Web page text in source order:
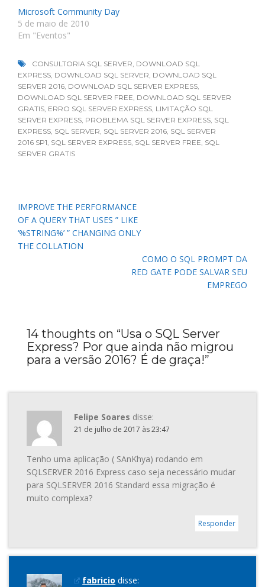
Microsoft Community Day
5 de maio de 2010
Em "Eventos"
CONSULTORIA SQL SERVER, DOWNLOAD SQL
EXPRESS, DOWNLOAD SQL SERVER, DOWNLOAD SQL
SERVER 2016, DOWNLOAD SQL SERVER EXPRESS,
DOWNLOAD SQL SERVER FREE, DOWNLOAD SQL SERVER
GRATIS, ERRO SQL SERVER EXPRESS, LIMITAÇÃO SQL
SERVER EXPRESS, PROBLEMA SQL SERVER EXPRESS, SQL
EXPRESS, SQL SERVER, SQL SERVER 2016, SQL SERVER
2016 SP1, SQL SERVER EXPRESS, SQL SERVER FREE, SQL
SERVER GRATIS
Navegação
de
Post
IMPROVE THE PERFORMANCE
OF A QUERY THAT USES ” LIKE
‘%STRING%’ ” CHANGING ONLY
THE COLLATION
COMO O SQL PROMPT DA
RED GATE PODE SALVAR SEU
EMPREGO
14 thoughts on “Usa o SQL Server
Express? Por que ainda não migrou
para a versão 2016? É de graça!”
Felipe Soares disse:
21 de julho de 2017 às 23:47
Tenho uma aplicação ( SAnKhya) rodando em
SQLSERVER 2016 Express caso seja necessário mudar
para SQLSERVER 2016 Standard essa migração é
muito complexa?
Responder
fabricio disse: